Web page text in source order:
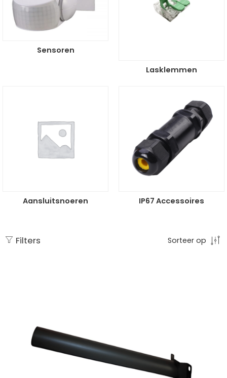
Sensoren
Lasklemmen
Aansluitsnoeren IP67 Accessoires
Filters Sorteer op